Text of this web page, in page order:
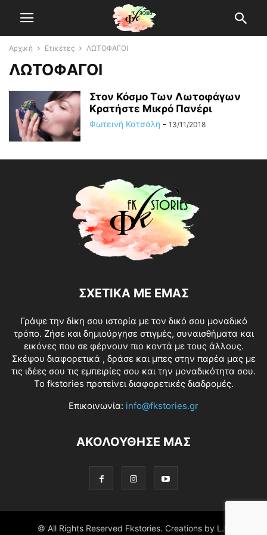
Αρχική Ετικέτες ΛΩΤΟΦΑΓΟΙ
ΛΩΤΟΦΑΓΟΙ
Στον Κόσμο Των Λωτοφάγων
Κρατήστε Μικρό Πανέρι
Φωτεινή Κατσάλη - 13/11/2018
ΣΧΕΤΙΚΑ ΜΕ ΕΜΑΣ
Γράψε την δίκη σου ιστορία με τον δικό σου μοναδικό
τρόπο. Ζήσε και δημιούργησε στιγμές, συναισθήματα και
εικόνες που σε φέρνουν πιο κοντά με τους άλλους.
Σκέψου διαφορετικά , δράσε και μπες στην παρέα μας με
τις ιδέες σου τις εμπειρίες σου και την μοναδικότητα σου.
Το fkstories προτείνει διαφορετικές διαδρομές.
Επικοινωνία: info@fkstories.gr
ΑΚΟΛΟΥΘΗΣΕ ΜΑΣ
© All Rights Reserved Fkstories. Creations by L.K